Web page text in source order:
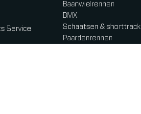
Service
Baanwielrennen
BMX
Schaatsen & shorttrack
Paardenrennen